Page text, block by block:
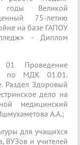
годы Великой
75-летию
на базе ГАПОУ
- Диплом
Проведение
по МДК 01.01.
Раздел Здоровый
дело на
медицинский
А.А.;
для учащихся
ВУЗов и учителей